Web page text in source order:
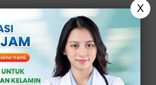
ringan tersebut
sehingga tidak
inilah yang membuat
X